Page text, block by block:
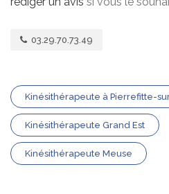
03.29.70.73.49
Kinésithérapeute à Pierrefitte-
Kinésithérapeute Grand Est
Kinésithérapeute Meuse